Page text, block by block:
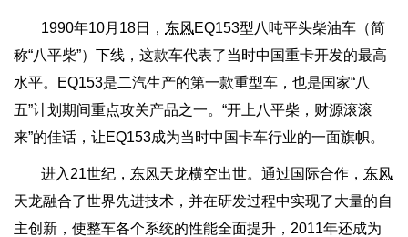
1990年10月18日， 东风EQ153型八吨平头柴油车（简
称“八平柴”）下线，这款车代表了当时中国重卡开发的最高
水平。EQ153是二汽生产的第一款重型车，也是国家“八
五”计划期间重点攻关产品之一。“开上八平柴，财源滚滚
来”的佳话，让EQ153成为当时中国卡车行业的一面旗帜。
进入21世纪， 东风天龙横空出世。通过国际合作， 东风
天龙融合了世界先进技术，并在研发过程中实现了大量的自
主创新，使整车各个系统的性能全面提升，2011年还成为